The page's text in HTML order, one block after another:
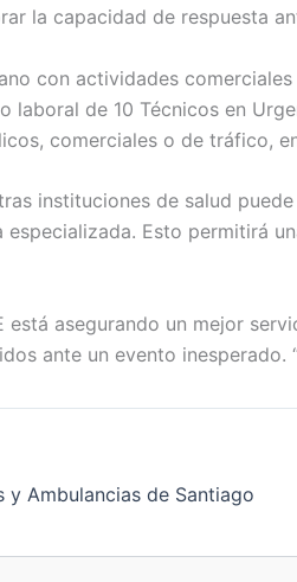
la capacidad de respuesta
con actividades
laboral de 10 Técnicos en
comerciales o de tráfico,
instituciones de salud
Esto permitirá
está asegurando un mejor
ante un evento inesperado.
y Ambulancias de Santiago